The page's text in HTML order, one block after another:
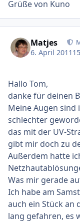
Grüße von Kuno
Matjes
6. April 2011
Hallo Tom,
danke für deinen
Meine Augen sind
schlechter
das mit der UV-
gibt mir doch zu
Außerdem hatte
Was mir gerade
Ich habe am
auch ein Stück an
lang gefahren, es